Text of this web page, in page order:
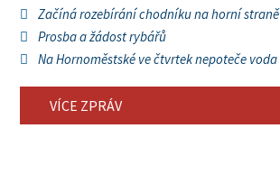
Začíná rozebírání chodníku na horní straně
Prosba a žádost rybářů
Na Hornoměstské ve čtvrtek nepoteče voda
VÍCE ZPRÁV